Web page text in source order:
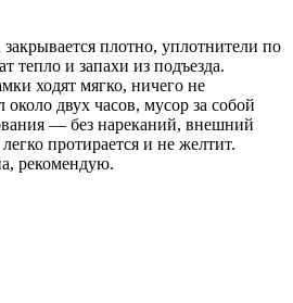
плотно, уплотнители по
тепло и запахи из подъезда.
ходят мягко, ничего не
двух часов, мусор за собой
— без нареканий, внешний
протирается и не желтит.
рекомендую.